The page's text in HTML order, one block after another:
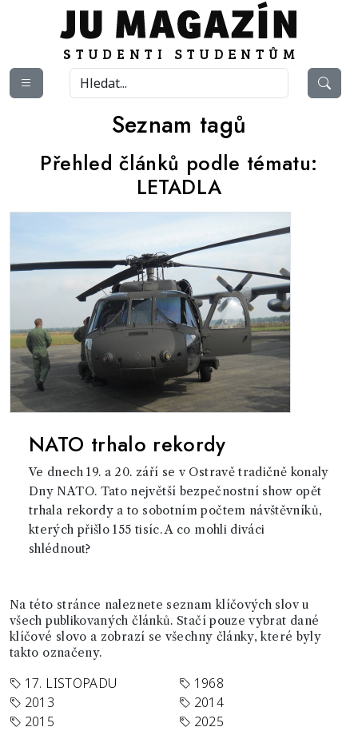
Seznam tagů
Přehled článků podle tématu:
LETADLA
NATO trhalo rekordy
Ve dnech 19. a 20. září se v Ostravě tradičně konaly
Dny NATO. Tato největší bezpečnostní show opět
trhala rekordy a to sobotním počtem návštěvníků,
kterých přišlo 155 tisíc. A co mohli diváci
shlédnout?
Na této stránce naleznete seznam klíčových slov u
všech publikovaných článků. Stačí pouze vybrat dané
klíčové slovo a zobrazí se všechny články, které byly
takto označeny.
17. LISTOPADU
1968
2013
2014
2015
2025